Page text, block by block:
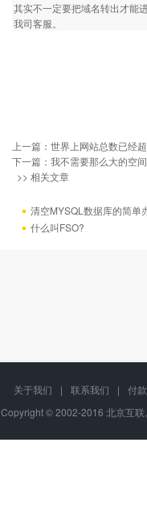
其实不一定要把域名转出才能
我司客服。
上一篇： 世界上网站总数已经
下一篇： 我不需要那么大的空
>> 相关文章
清空MYSQL数据库的简单
什么叫FSO?
关于我们 | 联系我们 |
付
Copyright © 2002-2016 北京互